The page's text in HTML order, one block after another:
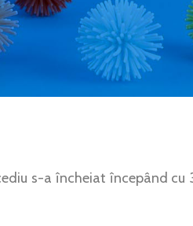
s-a încheiat începând cu